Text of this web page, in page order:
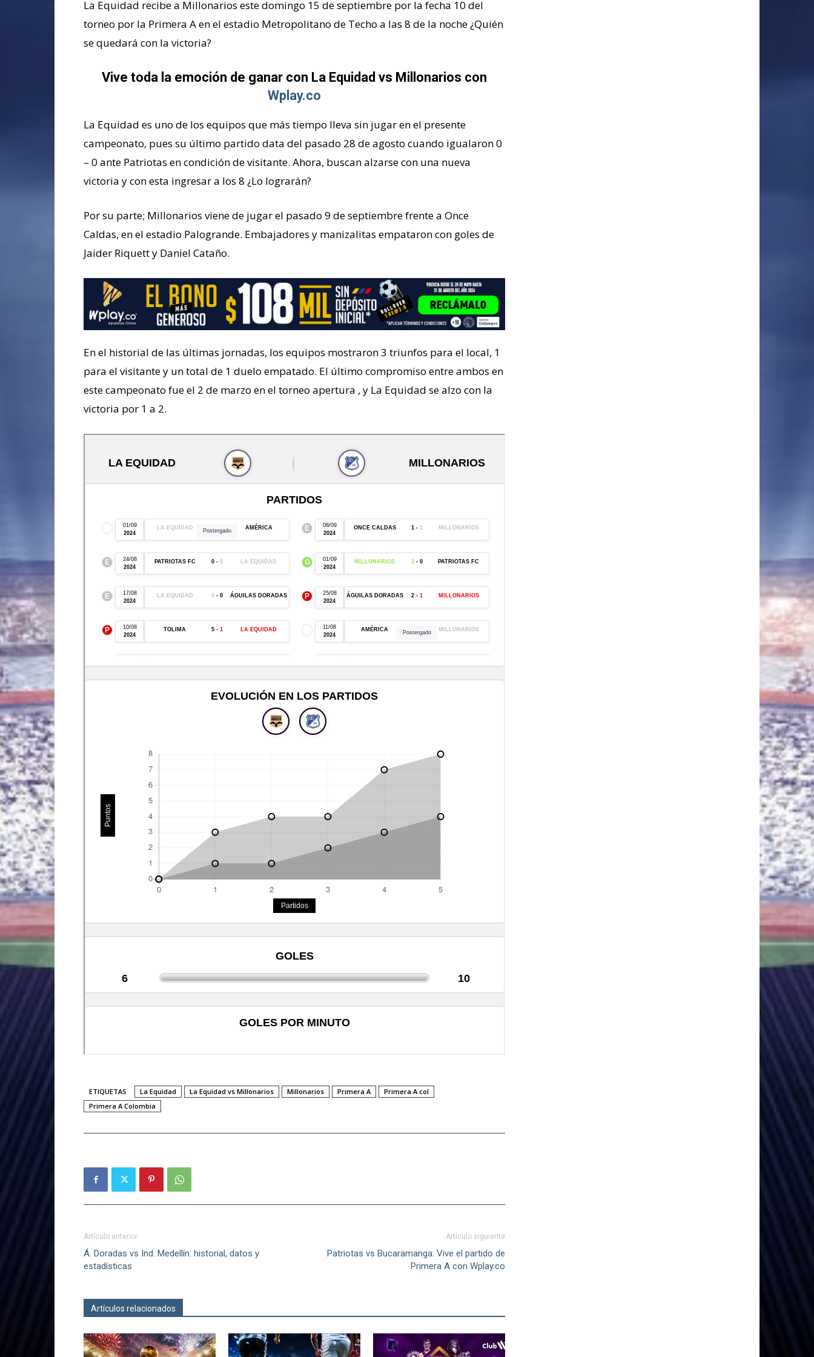
La Equidad recibe a Millonarios este domingo 15 de septiembre por la fecha 10 del
torneo por la Primera A en el estadio Metropolitano de Techo a las 8 de la noche ¿Quién
se quedará con la victoria?
Vive toda la emoción de ganar con La Equidad vs Millonarios con
Wplay.co
La Equidad es uno de los equipos que más tiempo lleva sin jugar en el presente
campeonato, pues su último partido data del pasado 28 de agosto cuando igualaron 0
– 0 ante Patriotas en condición de visitante. Ahora, buscan alzarse con una nueva
victoria y con esta ingresar a los 8 ¿Lo lograrán?
Por su parte; Millonarios viene de jugar el pasado 9 de septiembre frente a Once
Caldas, en el estadio Palogrande. Embajadores y manizalitas empataron con goles de
Jaider Riquett y Daniel Cataño.
En el historial de las últimas jornadas, los equipos mostraron 3 triunfos para el local, 1
para el visitante y un total de 1 duelo empatado. El último compromiso entre ambos en
este campeonato fue el 2 de marzo en el torneo apertura , y La Equidad se alzo con la
victoria por 1 a 2.
ETIQUETAS La Equidad La Equidad vs Millonarios Millonarios Primera A
Primera A col
Primera A Colombia
Artículo anterior
Á. Doradas vs Ind. Medellín: historial, datos y
estadísticas
Artículo siguiente
Patriotas vs Bucaramanga: Vive el partido de
Primera A con Wplay.co
Artículos relacionados